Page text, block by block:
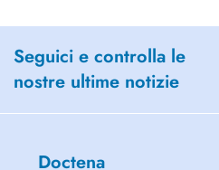
Seguici e controlla le
nostre ultime notizie
Doctena